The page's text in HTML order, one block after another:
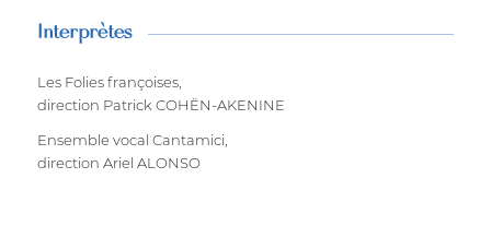
Interprètes
Les Folies françoises,
direction Patrick COHËN-AKENINE
Ensemble vocal Cantamici,
direction Ariel ALONSO